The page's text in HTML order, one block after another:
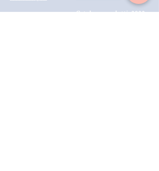
Catalogo prodotti 2022